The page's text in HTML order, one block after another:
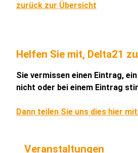
zurück zur Übersicht
Helfen Sie mit, Delta21
Sie vermissen einen Eintrag,
nicht oder bei einem Eintrag
Dann teilen Sie uns dies hier
Veranstaltungen